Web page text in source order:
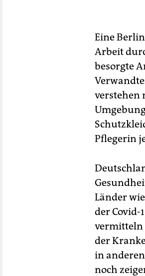
Eine
Arbeit
besorgte
verstehen
Pflegerin
Länder
der Covid-
vermitteln
der
in
noch